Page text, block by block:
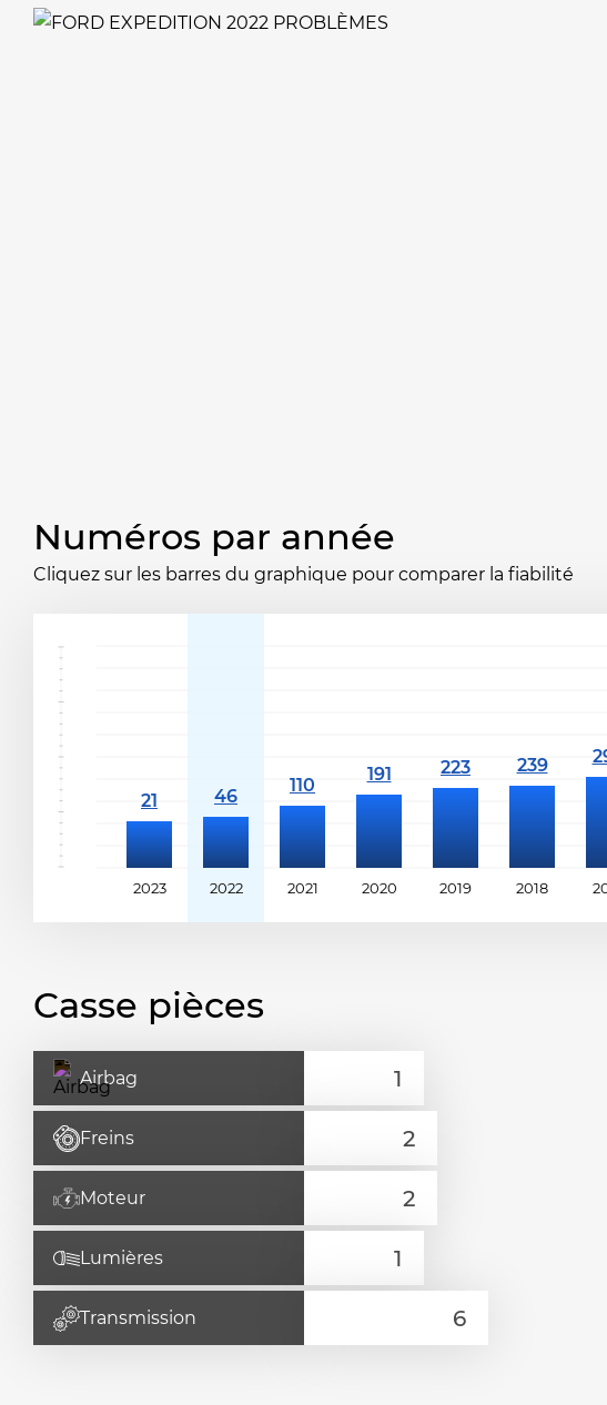
Numéros par année
Cliquez sur les barres du graphique pour comparer la fiabilité
2023 2022 2021 2020 2019 2018
Casse pièces
Airbag
Freins
Moteur
Lumières
Transmission